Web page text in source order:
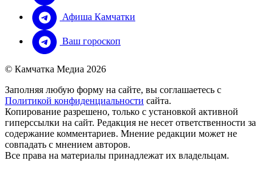
Афиша Камчатки
Ваш гороскоп
© Камчатка Медиа 2026
Заполняя любую форму на сайте, вы соглашаетесь с
Политикой конфиденциальности сайта.
Копирование разрешено, только с установкой активной
гиперссылки на сайт. Редакция не несет ответственности за
содержание комментариев. Мнение редакции может не
совпадать с мнением авторов.
Все права на материалы принадлежат их владельцам.